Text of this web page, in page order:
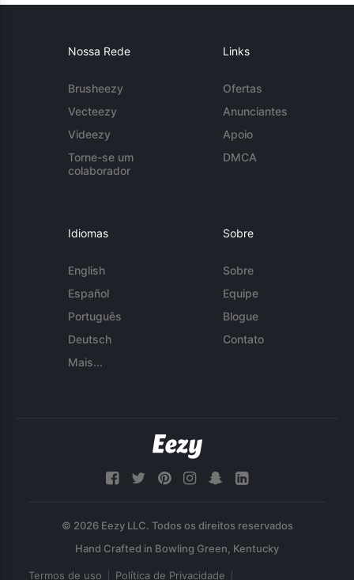
Nossa Rede
Brusheezy
Vecteezy
Videezy
Torne-se um
colaborador
Links
Ofertas
Anunciantes
Apoio
DMCA
Idiomas
English
Español
Português
Deutsch
Mais...
Sobre
Sobre
Equipe
Blogue
Contato
© 2026 Eezy LLC. Todos os direitos reservados
Termos de uso Política de Privacidade